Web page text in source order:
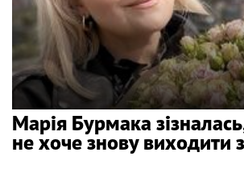
Марія Бурмака
не хоче знову виходити